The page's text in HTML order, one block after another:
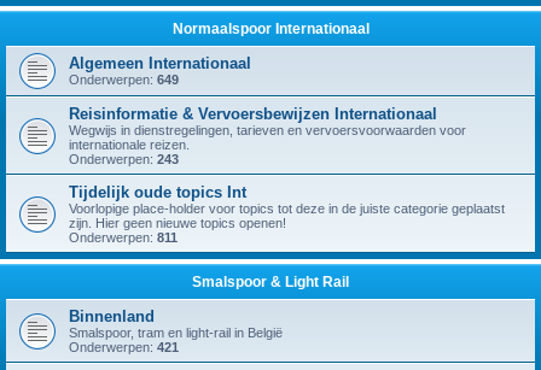
Normaalspoor Internationaal
Algemeen Internationaal
Onderwerpen: 649
Reisinformatie & Vervoersbewijzen Internationaal
Wegwijs in dienstregelingen, tarieven en vervoersvoorwaarden voor
internationale reizen.
Onderwerpen: 243
Tijdelijk oude topics Int
Voorlopige place-holder voor topics tot deze in de juiste categorie geplaatst
zijn. Hier geen nieuwe topics openen!
Onderwerpen: 811
Smalspoor & Light Rail
Binnenland
Smalspoor, tram en light-rail in België
Onderwerpen: 421